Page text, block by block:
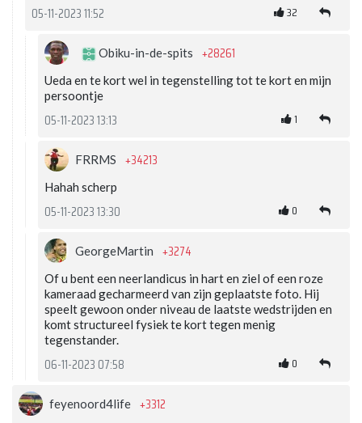
05-11-2023 11:52 32
Obiku-in-de-spits +28261
Ueda en te kort wel in tegenstelling tot te kort en mijn
persoontje
05-11-2023 13:13 1
FRRMS +34213
Hahah scherp
05-11-2023 13:30 0
GeorgeMartin +3274
Of u bent een neerlandicus in hart en ziel of een roze
kameraad gecharmeerd van zijn geplaatste foto. Hij
speelt gewoon onder niveau de laatste wedstrijden en
komt structureel fysiek te kort tegen menig
tegenstander.
06-11-2023 07:58 0
feyenoord4life +3312